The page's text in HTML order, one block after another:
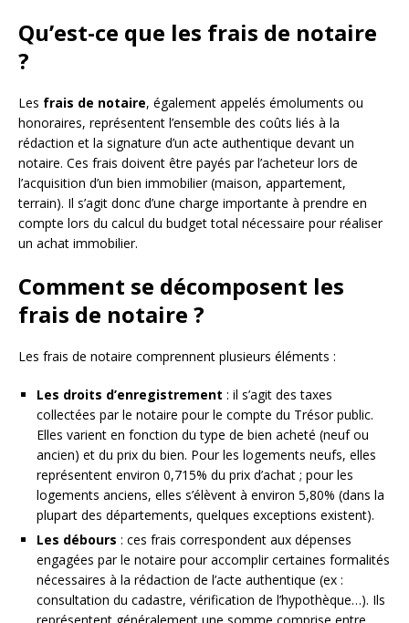
Qu’est-ce que les frais de notaire
?
Les frais de notaire, également appelés émoluments ou
honoraires, représentent l’ensemble des coûts liés à la
rédaction et la signature d’un acte authentique devant un
notaire. Ces frais doivent être payés par l’acheteur lors de
l’acquisition d’un bien immobilier (maison, appartement,
terrain). Il s’agit donc d’une charge importante à prendre en
compte lors du calcul du budget total nécessaire pour réaliser
un achat immobilier.
Comment se décomposent les
frais de notaire ?
Les frais de notaire comprennent plusieurs éléments :
Les droits d’enregistrement : il s’agit des taxes
collectées par le notaire pour le compte du Trésor public.
Elles varient en fonction du type de bien acheté (neuf ou
ancien) et du prix du bien. Pour les logements neufs, elles
représentent environ 0,715% du prix d’achat ; pour les
logements anciens, elles s’élèvent à environ 5,80% (dans la
plupart des départements, quelques exceptions existent).
Les débours : ces frais correspondent aux dépenses
engagées par le notaire pour accomplir certaines formalités
nécessaires à la rédaction de l’acte authentique (ex :
consultation du cadastre, vérification de l’hypothèque…). Ils